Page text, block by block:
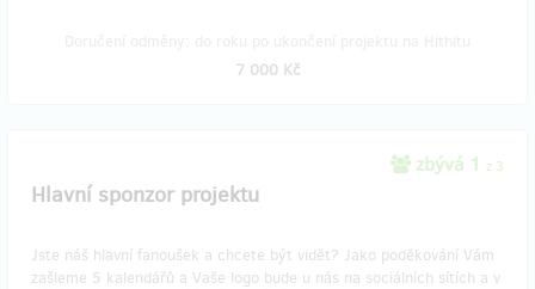
7 000 Kč
zbývá 1 z 3
Hlavní sponzor projektu
Jste náš hlavní fanoušek a chcete být vidět? Jako poděkování Vám
zašleme 5 kalendářů a Vaše logo bude u nás na sociálních sítích a v